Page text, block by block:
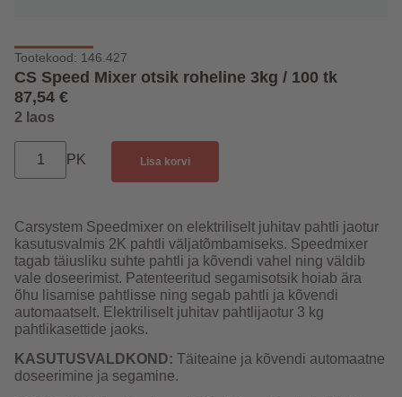
CS Speed Mixer otsik roheline 3kg / 100 tk
87,54 €
Tootekood: 146.427
2 laos
PK Lisa korvi
Carsystem Speedmixer on elektriliselt juhitav pahtli jaotur
kasutusvalmis 2K pahtli väljatõmbamiseks. Speedmixer
tagab täiusliku suhte pahtli ja kõvendi vahel ning väldib
vale doseerimist. Patenteeritud segamisotsik hoiab ära
õhu lisamise pahtlisse ning segab pahtli ja kõvendi
automaatselt. Elektriliselt juhitav pahtlijaotur 3 kg
pahtlikasettide jaoks.
KASUTUSVALDKOND: Täiteaine ja kõvendi automaatne
doseerimine ja segamine.